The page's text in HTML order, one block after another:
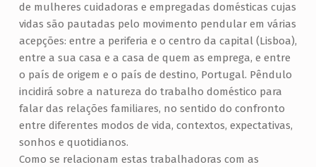
de mulheres cuidadoras e empregadas domésticas cujas
vidas são pautadas pelo movimento pendular em várias
acepções: entre a periferia e o centro da capital (Lisboa),
entre a sua casa e a casa de quem as emprega, e entre
o país de origem e o país de destino, Portugal. Pêndulo
incidirá sobre a natureza do trabalho doméstico para
falar das relações familiares, no sentido do confronto
entre diferentes modos de vida, contextos, expectativas,
sonhos e quotidianos.
Como se relacionam estas trabalhadoras com as